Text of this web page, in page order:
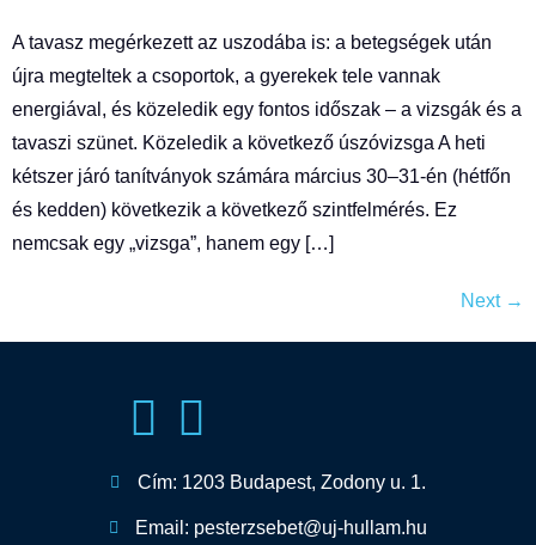
A tavasz megérkezett az uszodába is: a betegségek után
újra megteltek a csoportok, a gyerekek tele vannak
energiával, és közeledik egy fontos időszak – a vizsgák és a
tavaszi szünet. Közeledik a következő úszóvizsga A heti
kétszer járó tanítványok számára március 30–31-én (hétfőn
és kedden) következik a következő szintfelmérés. Ez
nemcsak egy „vizsga”, hanem egy […]
Next →
Cím: 1203 Budapest, Zodony u. 1.
Email: pesterzsebet@uj-hullam.hu